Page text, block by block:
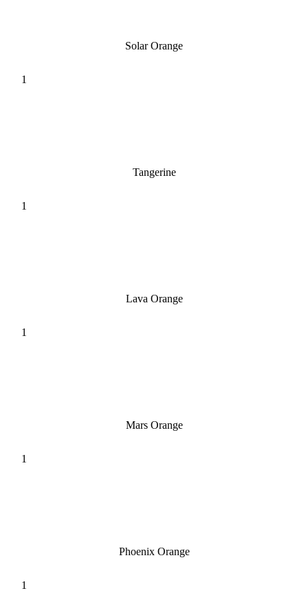
Solar Orange
Tangerine
Lava Orange
Mars Orange
Phoenix Orange